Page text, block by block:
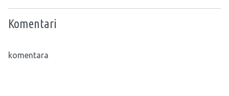
Komentari
komentara